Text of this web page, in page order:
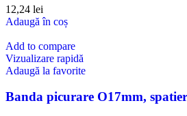
12,24 lei
Adaugă în coș
Add to compare
Vizualizare rapidă
Adaugă la favorite
Banda picurare O17mm,